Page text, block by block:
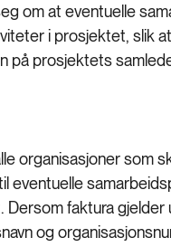
om at eventuelle
i prosjektet, slik
på prosjektets
organisasjoner som
eventuelle
faktura
og